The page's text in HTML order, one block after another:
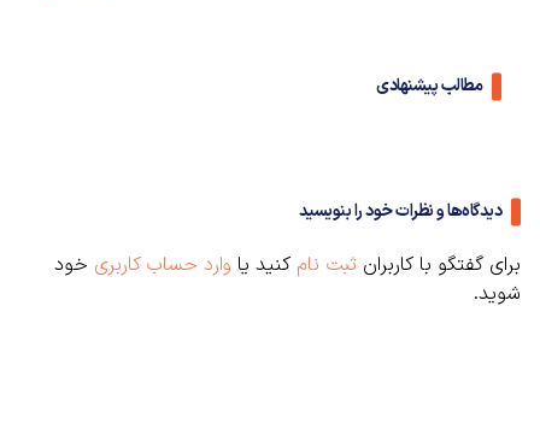
مطالب پیشنهادی
دیدگاه‌ها و نظرات خود را بنویسید
برای گفتگو با کاربران ثبت نام کنید یا وارد حساب کاربری خود
شوید.